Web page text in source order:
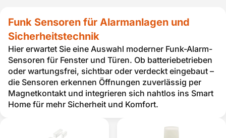
Funk Sensoren für Alarmanlagen und
Sicherheitstechnik
Hier erwartet Sie eine Auswahl moderner Funk-Alarm-
Sensoren für Fenster und Türen. Ob batteriebetrieben
oder wartungsfrei, sichtbar oder verdeckt eingebaut –
die Sensoren erkennen Öffnungen zuverlässig per
Magnetkontakt und integrieren sich nahtlos ins Smart
Home für mehr Sicherheit und Komfort.